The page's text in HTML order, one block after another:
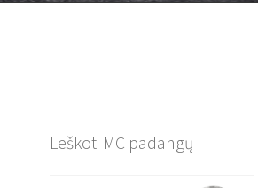
Leškoti MC padangų